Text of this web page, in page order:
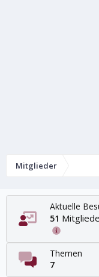
Mitglieder
Aktuelle
51
Themen
7